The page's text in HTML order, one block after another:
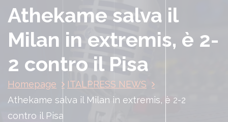
Athekame salva il
Milan in extremis, è 2-
2 contro il Pisa
Homepage
ITALPRESS NEWS
Athekame salva il Milan in extremis, è 2-2
contro il Pisa